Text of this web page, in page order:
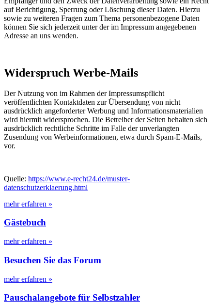
auf Berichtigung, Sperrung oder Löschung dieser Daten. Hierzu
sowie zu weiteren Fragen zum Thema personenbezogene Daten
können Sie sich jederzeit unter der im Impressum angegebenen
Adresse an uns wenden.
Widerspruch Werbe-Mails
Der Nutzung von im Rahmen der Impressumspflicht
veröffentlichten Kontaktdaten zur Übersendung von nicht
ausdrücklich angeforderter Werbung und Informationsmaterialien
wird hiermit widersprochen. Die Betreiber der Seiten behalten sich
ausdrücklich rechtliche Schritte im Falle der unverlangten
Zusendung von Werbeinformationen, etwa durch Spam-E-Mails,
vor.
Quelle: https://www.e-recht24.de/muster-
datenschutzerklaerung.html
mehr erfahren »
Gästebuch
mehr erfahren »
Besuchen Sie das Forum
mehr erfahren »
Pauschalangebote für Selbstzahler